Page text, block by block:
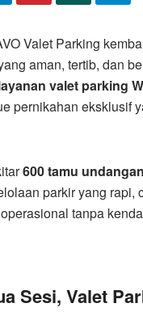
Valet Parking
aman, tertib, dan
valet parking
pernikahan eksklusif
600 tamu undangan
parkir yang rapi,
tanpa
Sesi, Valet